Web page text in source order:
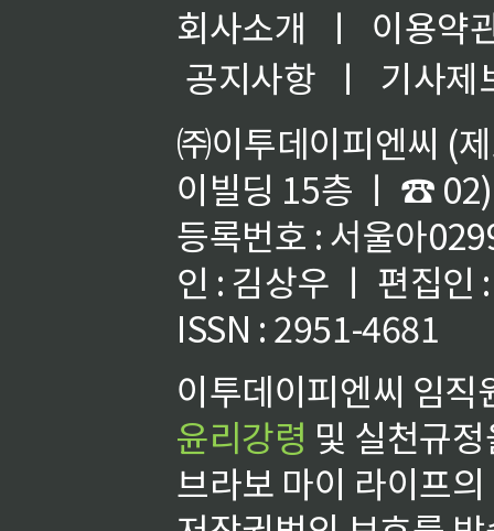
회사소개 ㅣ
이용약
공지사항
ㅣ
기사제
㈜이투데이피엔씨 (
이빌딩 15층 ㅣ ☎
등록번호 : 서울아
인 : 김상우 ㅣ 편집인
ISSN : 2951-4681
이투데이피엔씨 임
윤리강령 및 실천규
브라보 마이 라이프